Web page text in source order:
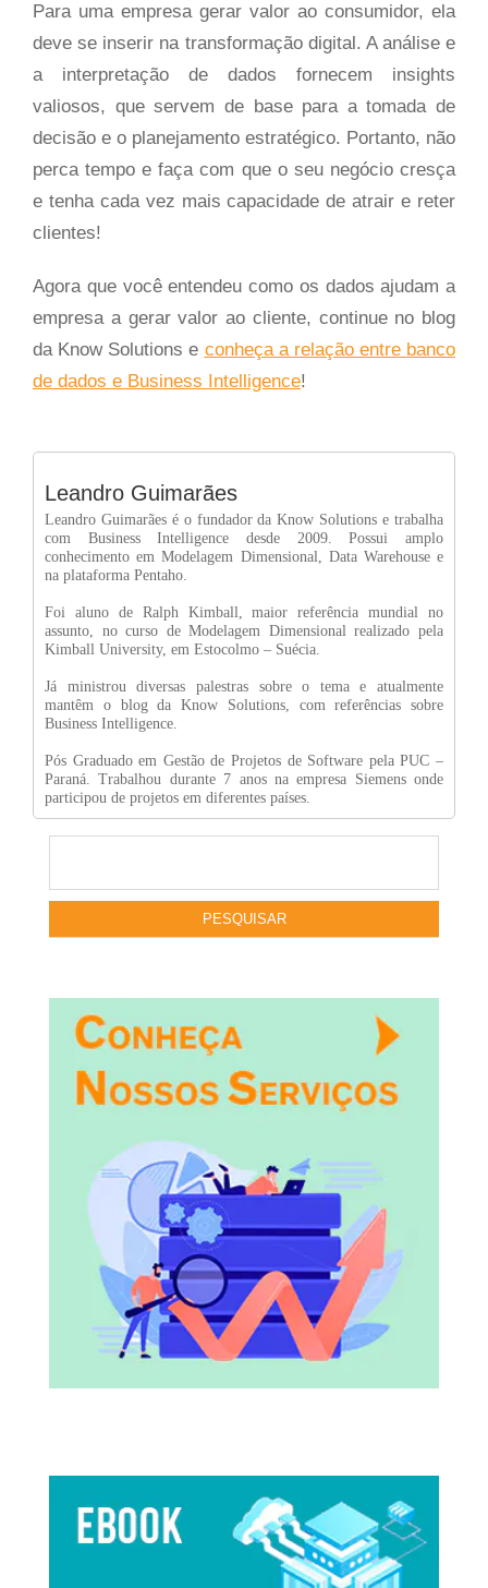
Para uma empresa gerar valor ao consumidor, ela
deve se inserir na transformação digital. A análise e
a interpretação de dados fornecem insights
valiosos, que servem de base para a tomada de
decisão e o planejamento estratégico. Portanto, não
perca tempo e faça com que o seu negócio cresça
e tenha cada vez mais capacidade de atrair e reter
clientes!
Agora que você entendeu como os dados ajudam a
empresa a gerar valor ao cliente, continue no blog
da Know Solutions e conheça a relação entre banco
de dados e Business Intelligence!
Leandro Guimarães
Leandro Guimarães é o fundador da Know Solutions e trabalha
com Business Intelligence desde 2009. Possui amplo
conhecimento em Modelagem Dimensional, Data Warehouse e
na plataforma Pentaho.
Foi aluno de Ralph Kimball, maior referência mundial no
assunto, no curso de Modelagem Dimensional realizado pela
Kimball University, em Estocolmo – Suécia.
Já ministrou diversas palestras sobre o tema e atualmente
mantêm o blog da Know Solutions, com referências sobre
Business Intelligence.
Pós Graduado em Gestão de Projetos de Software pela PUC –
Paraná. Trabalhou durante 7 anos na empresa Siemens onde
participou de projetos em diferentes países.